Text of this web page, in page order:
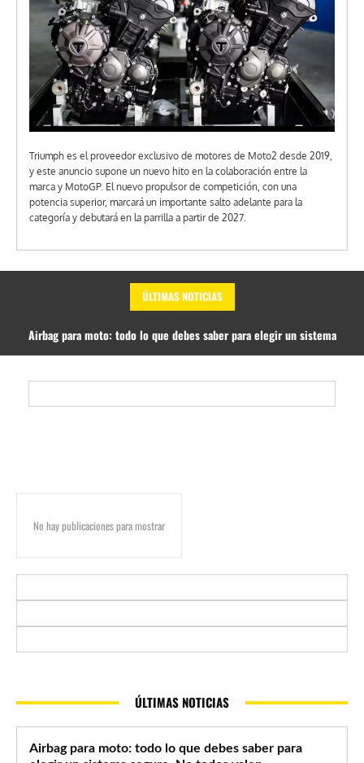
Triumph es el proveedor exclusivo de motores de Moto2 desde 2019,
y este anuncio supone un nuevo hito en la colaboración entre la
marca y MotoGP. El nuevo propulsor de competición, con una
potencia superior, marcará un importante salto adelante para la
categoría y debutará en la parrilla a partir de 2027.
ÚLTIMAS NOTICIAS
Airbag para moto: todo lo que debes saber para elegir un sistema
No hay publicaciones para mostrar
ÚLTIMAS NOTICIAS
Airbag para moto: todo lo que debes saber para